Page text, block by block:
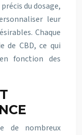
du dosage,
leur
Chaque
de CBD, ce qui
fonction des
de nombreux